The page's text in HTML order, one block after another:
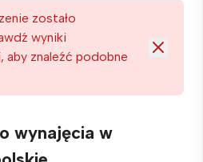
zostało
wyniki
aby znaleźć podobne
wynajęcia w